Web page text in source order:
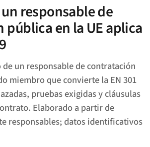
responsable de
en la UE aplica
un responsable de contratación
miembro que convierte la EN 301
pruebas exigidas y cláusulas
Elaborado a partir de
responsables; datos identificativos